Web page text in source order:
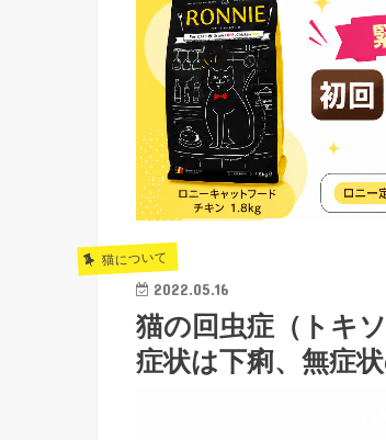
猫について
2022.05.16
猫の回虫症（トキ
症状は下痢、無症